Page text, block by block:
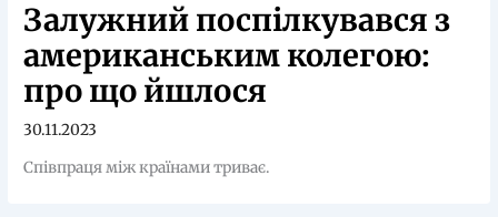
Залужний поспілкувався з
американським колегою:
про що йшлося
30.11.2023
Співпраця між країнами триває.